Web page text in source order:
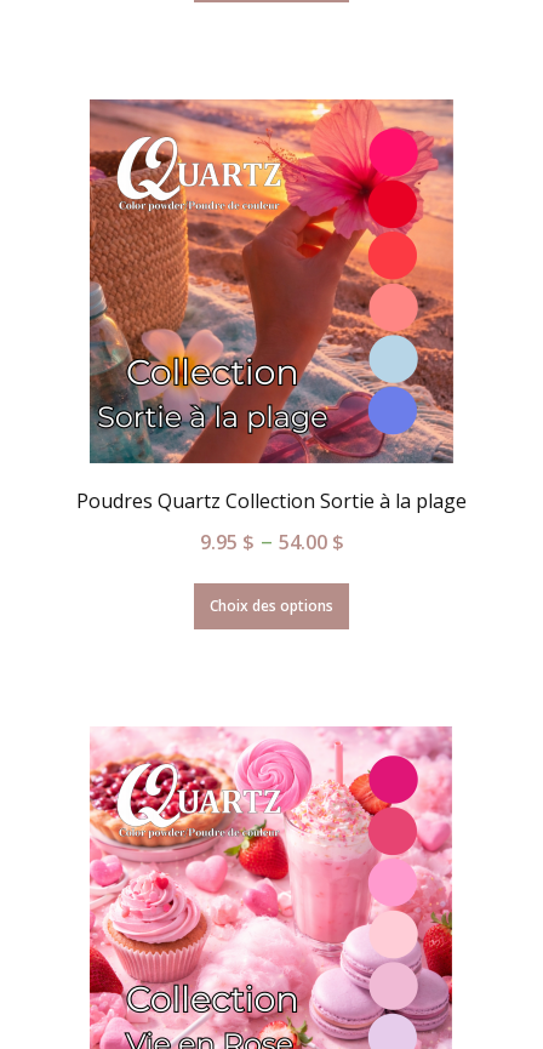
Poudres Quartz Collection Sortie à la plage
9.95 $ – 54.00 $
Choix des options